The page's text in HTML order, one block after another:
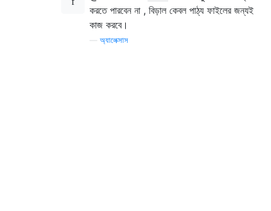
করতে পারবেন না , বিড়াল কেবল পাঠ্য ফাইলের জন্যই
কাজ করবে।
অ্যালেক্সাস